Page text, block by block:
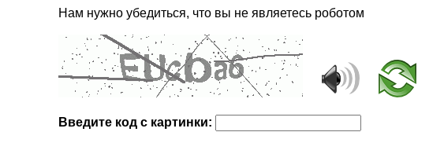
Нам нужно убедиться, что вы не являетесь роботом
Введите код с картинки: